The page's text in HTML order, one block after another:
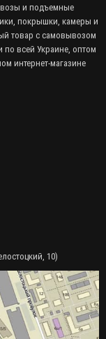
и подъемные
покрышки, камеры и
товар с самовывозом
по всей Украине, оптом
интернет-магазине
10)